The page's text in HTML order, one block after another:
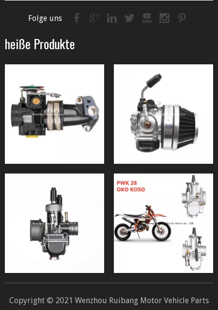
Folge uns
heiße Produkte
Copyright © 2021 Wenzhou Ruibang Motor Vehicle Parts